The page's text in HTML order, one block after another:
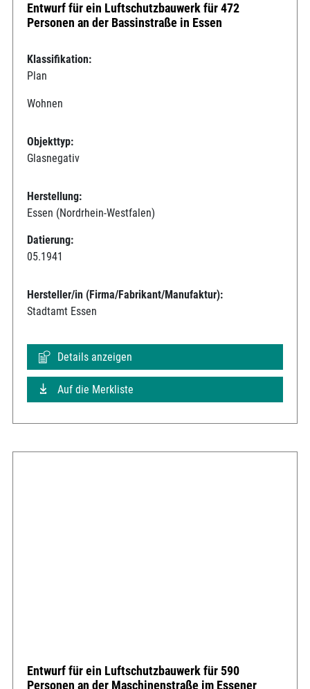
Entwurf für ein Luftschutzbauwerk für 472
Personen an der Bassinstraße in Essen
Klassifikation:
Plan
Wohnen
Objekttyp:
Glasnegativ
Herstellung:
Essen (Nordrhein-Westfalen)
Datierung:
05.1941
Hersteller/in (Firma/Fabrikant/Manufaktur):
Stadtamt Essen
Details anzeigen
Auf die Merkliste
Entwurf für ein Luftschutzbauwerk für 590
Personen an der Maschinenstraße im Essener